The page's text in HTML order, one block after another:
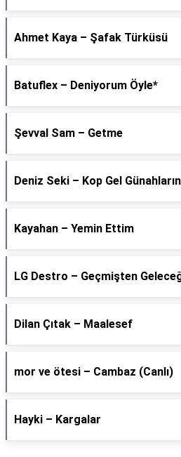
Ahmet Kaya – Şafak Türküsü
Batuflex – Deniyorum Öyle*
Şevval Sam – Getme
Deniz Seki – Kop Gel
Kayahan – Yemin Ettim
LG Destro – Geçmişten
Dilan Çıtak – Maalesef
​mor ve ötesi – Cambaz (Canlı)
Hayki – Kargalar